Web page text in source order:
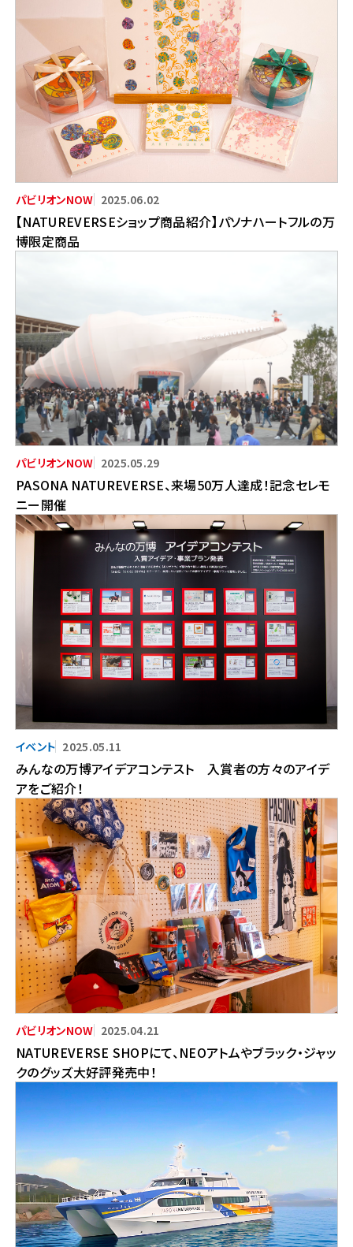
2025.06.02
【NATUREVERSEショップ商品紹介】パソナハートフルの万
博限定商品
2025.05.29
PASONA NATUREVERSE、来場50万人達成！記念セレモ
ニー開催
2025.05.11
みんなの万博アイデアコンテスト 入賞者の方々のアイデ
アをご紹介！
2025.04.21
NATUREVERSE SHOPにて、NEOアトムやブラック・ジャッ
クのグッズ大好評発売中！